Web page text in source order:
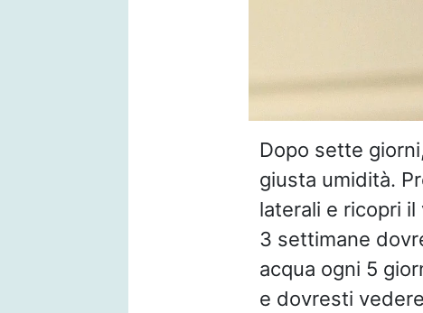
Dopo sette
giusta umidità.
laterali e ricopri
3 settimane
acqua ogni 5
e dovresti